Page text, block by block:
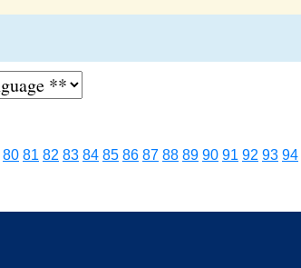
80 81 82 83 84 85 86 87 88 89 90 91 92 93 94